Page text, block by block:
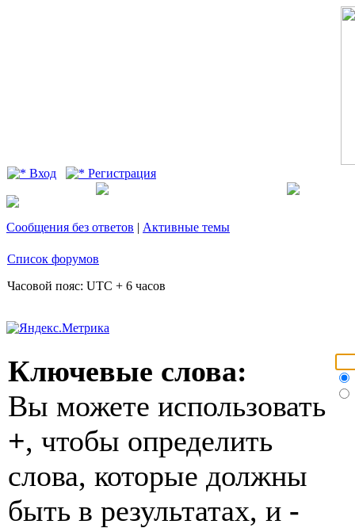
Вход Регистрация
Сообщения без ответов | Активные темы
Список форумов
Часовой пояс: UTC + 6 часов
Ключевые слова:
Вы можете использовать
+, чтобы определить
слова, которые должны
быть в результатах, и -